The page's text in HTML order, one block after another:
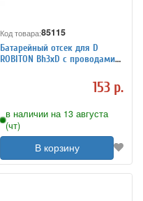
Код товара:85115
Батарейный отсек для D
ROBITON Bh3xD с проводами
153 р.
в наличии на 13 августа
(чт)
В корзину